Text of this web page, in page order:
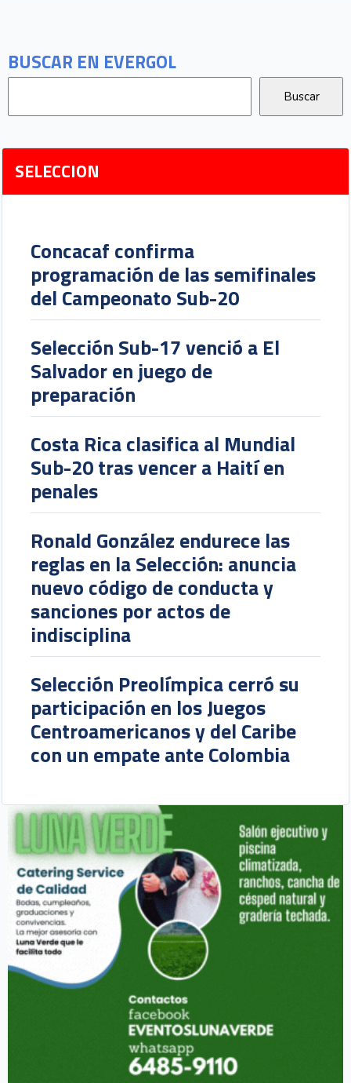
BUSCAR EN EVERGOL
SELECCION
Concacaf confirma
programación de las semifinales
del Campeonato Sub-20
Selección Sub-17 venció a El
Salvador en juego de
preparación
Costa Rica clasifica al Mundial
Sub-20 tras vencer a Haití en
penales
Ronald González endurece las
reglas en la Selección: anuncia
nuevo código de conducta y
sanciones por actos de
indisciplina
Selección Preolímpica cerró su
participación en los Juegos
Centroamericanos y del Caribe
con un empate ante Colombia